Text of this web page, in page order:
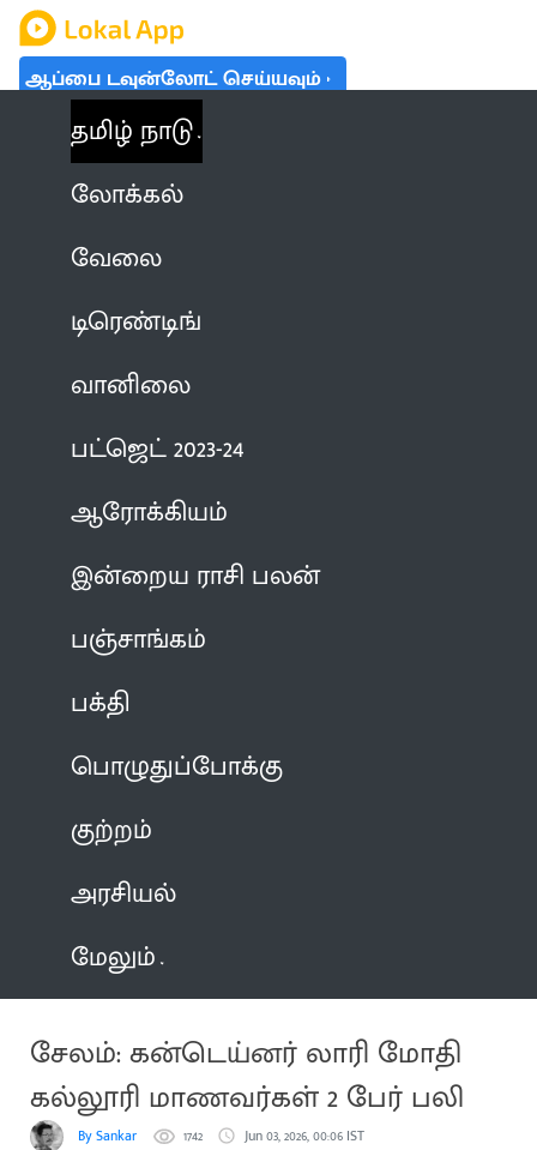
ஆப்பை டவுன்லோட் செய்யவும்
தமிழ் நாடு
லோக்கல்
வேலை
டிரெண்டிங்
வானிலை
பட்ஜெட் 2023-24
ஆரோக்கியம்
இன்றைய ராசி பலன்
பஞ்சாங்கம்
பக்தி
பொழுதுப்போக்கு
குற்றம்
அரசியல்
மேலும்
சேலம்: கன்டெய்னர் லாரி மோதி
கல்லூரி மாணவர்கள் 2 பேர் பலி
By Sankar 1742 Jun 03, 2026, 00:06 IST